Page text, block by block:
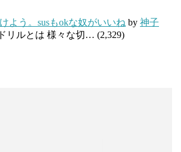
よう。susもokな奴がいいね by 神子
ドリルとは 様々な切… (2,329)